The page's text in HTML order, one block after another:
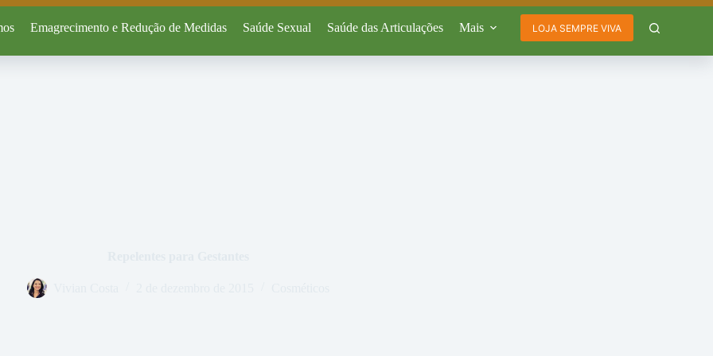
Emagrecimento e Redução de Medidas Saúde Sexual Saúde das Articulações Mais LOJA SEMPRE VIVA